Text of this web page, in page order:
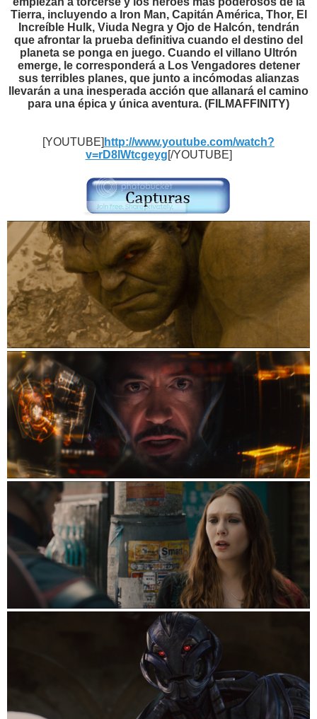
Tierra, incluyendo a Iron Man, Capitán América, Thor, El
Increíble Hulk, Viuda Negra y Ojo de Halcón, tendrán
que afrontar la prueba definitiva cuando el destino del
planeta se ponga en juego. Cuando el villano Ultrón
emerge, le corresponderá a Los Vengadores detener
sus terribles planes, que junto a incómodas alianzas
llevarán a una inesperada acción que allanará el camino
para una épica y única aventura. (FILMAFFINITY)
[YOUTUBE] http://www.youtube.com/watch?
v=rD8lWtcgeyg[/YOUTUBE]